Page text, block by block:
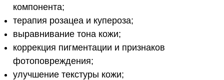
компонента;
терапия розацеа и купероза;
выравнивание тона кожи;
коррекция пигментации и признаков
фотоповреждения;
улучшение текстуры кожи;